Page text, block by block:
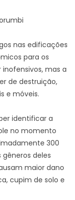
nas edificações
para os
inofensivos, mas a
de destruição,
e móveis.
identificar a
no momento
300
gêneros deles
maior dano
cupim de solo e